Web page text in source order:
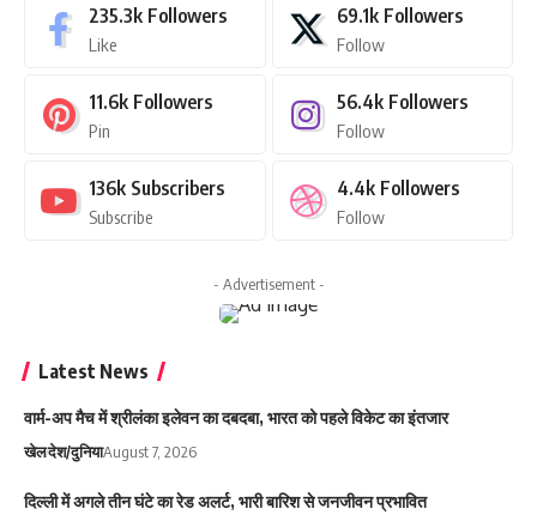
235.3k Followers
Like
69.1k Followers
Follow
11.6k Followers
Pin
56.4k Followers
Follow
136k Subscribers
Subscribe
4.4k Followers
Follow
- Advertisement -
Latest News
वार्म-अप मैच में श्रीलंका इलेवन का दबदबा, भारत को पहले विकेट का इंतजार
खेलदेश/दुनियाAugust 7, 2026
दिल्ली में अगले तीन घंटे का रेड अलर्ट, भारी बारिश से जनजीवन प्रभावित